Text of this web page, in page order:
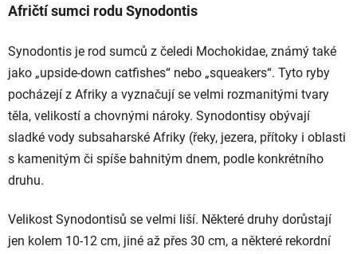
Afričtí sumci rodu Synodontis
Synodontis je rod sumců z čeledi Mochokidae, známý také
jako „upside‐down catfishes“ nebo „squeakers“. Tyto ryby
pocházejí z Afriky a vyznačují se velmi rozmanitými tvary
těla, velikostí a chovnými nároky. Synodontisy obývají
sladké vody subsaharské Afriky (řeky, jezera, přítoky i oblasti
s kamenitým či spíše bahnitým dnem, podle konkrétního
druhu.
Velikost Synodontisů se velmi liší. Některé druhy dorůstají
jen kolem 10-12 cm, jiné až přes 30 cm, a některé rekordní